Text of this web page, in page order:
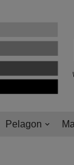
Pelagon